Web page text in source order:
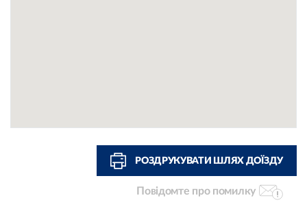
РОЗДРУКУВАТИ ШЛЯХ ДОЇЗДУ
Повідомте про помилку